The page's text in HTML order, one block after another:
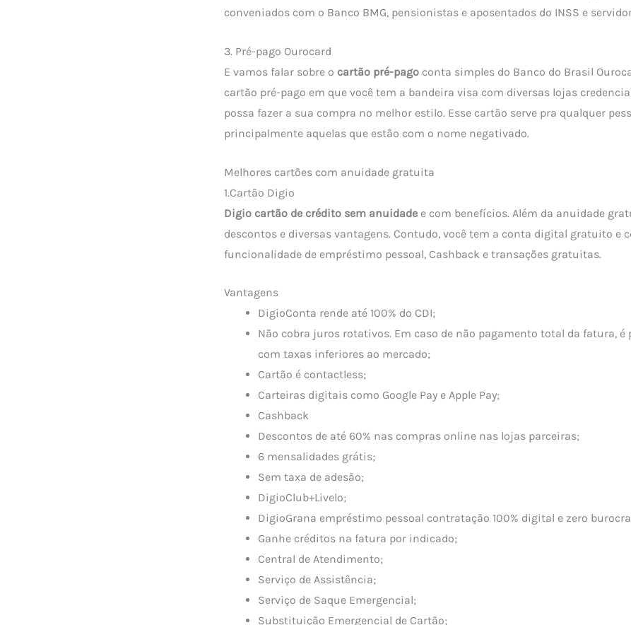
conveniados com o Banco BMG, pensionistas e aposentados do INSS e
3. Pré-pago Ourocard
E vamos falar sobre o cartão pré-pago conta simples do Banco do Brasil
cartão pré-pago em que você tem a bandeira visa com diversas lojas
possa fazer a sua compra no melhor estilo. Esse cartão serve pra qualquer
principalmente aquelas que estão com o nome negativado.
Melhores cartões com anuidade gratuita
1.Cartão Digio
Digio cartão de crédito sem anuidade e com benefícios. Além da anuidade
descontos e diversas vantagens. Contudo, você tem a conta digital gratuito e
funcionalidade de empréstimo pessoal, Cashback e transações gratuitas.
Vantagens
DigioConta rende até 100% do CDI;
Não cobra juros rotativos. Em caso de não pagamento total da fatura, é
com taxas inferiores ao mercado;
Cartão é contactless;
Carteiras digitais como Google Pay e Apple Pay;
Cashback
Descontos de até 60% nas compras online nas lojas parceiras;
6 mensalidades grátis;
Sem taxa de adesão;
DigioClub+Livelo;
DigioGrana empréstimo pessoal contratação 100% digital e zero
Ganhe créditos na fatura por indicado;
Central de Atendimento;
Serviço de Assistência;
Serviço de Saque Emergencial;
Substituição Emergencial de Cartão;